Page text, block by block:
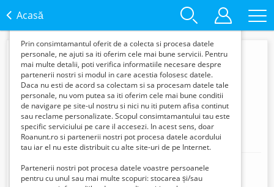
Acasă
Valentin
Mobil:
+40752030180
Locație:
Bucuresti, Bucuresti, Romania
date sunt folosite pentru analizarea traffic-ului pe site-ul
Prin consimtamantul oferit de a colecta si procesa datele
personale, ne ajuti sa iti oferim cele mai bune servicii. Pentru
mai multe detalii, poti verifica informatiile necesare despre
partenerii nostri si modul in care acestia folosesc datele.
Daca nu esti de acord sa colectam si sa procesam datele tale
personale, nu vom putea sa iti oferim cele mai bune conditii
de navigare pe site-ul nostru si nici nu iti putem afisa continut
sau reclame personalizate. Scopul consimtamantului tau este
specific serviciului pe care il accesezi. In acest sens, doar
Roanunt.ro si partenerii nostri pot procesa datele acordului
tau iar el nu este distribuit cu alte site-uri de pe Internet.
Partenerii nostri pot procesa datele voastre persoanele
pentru cu unul sau mai multe scopuri: stocarea și/sau